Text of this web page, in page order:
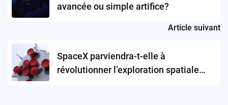
avancée ou simple artifice?
Article suivant
SpaceX parviendra-t-elle à
révolutionner l’exploration spatiale